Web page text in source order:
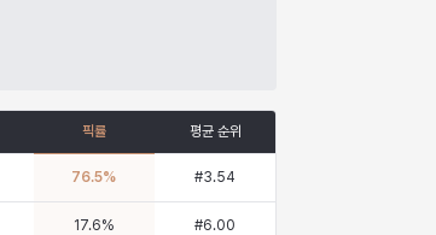
픽률 평균 순위
76.5% #3.54
17.6% #6.00